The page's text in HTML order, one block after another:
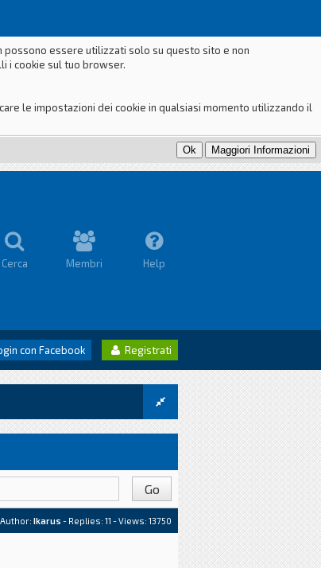
essere utilizzati solo su questo sito e non
i cookie sul tuo browser.
le impostazioni dei cookie in qualsiasi momento utilizzando il
Cerca Membri Help
con Facebook Registrati
Author: Ikarus - Replies: 11 - Views: 13750